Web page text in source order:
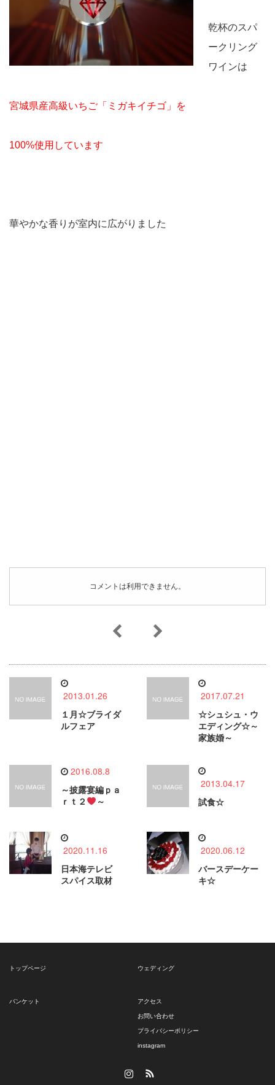
乾杯のスパ
ークリング
ワインは
宮城県産高級いちご「ミガキイチゴ」を
100%使用しています
華やかな香りが室内に広がりました
コメントは利用できません。
2013.01.26
１月☆ブライダ
ルフェア
2017.07.21
☆シュシュ・ウ
エディング☆～
家族婚～
2016.08.8
～披露宴編ｐａ
ｒｔ２
～
2013.04.17
試食☆
2020.11.16
日本海テレビ
スパイス取材
2020.06.12
バースデーケー
キ☆
トップページ ウェディング
バンケット アクセス
お問い合わせ
プライバシーポリシー
instagram